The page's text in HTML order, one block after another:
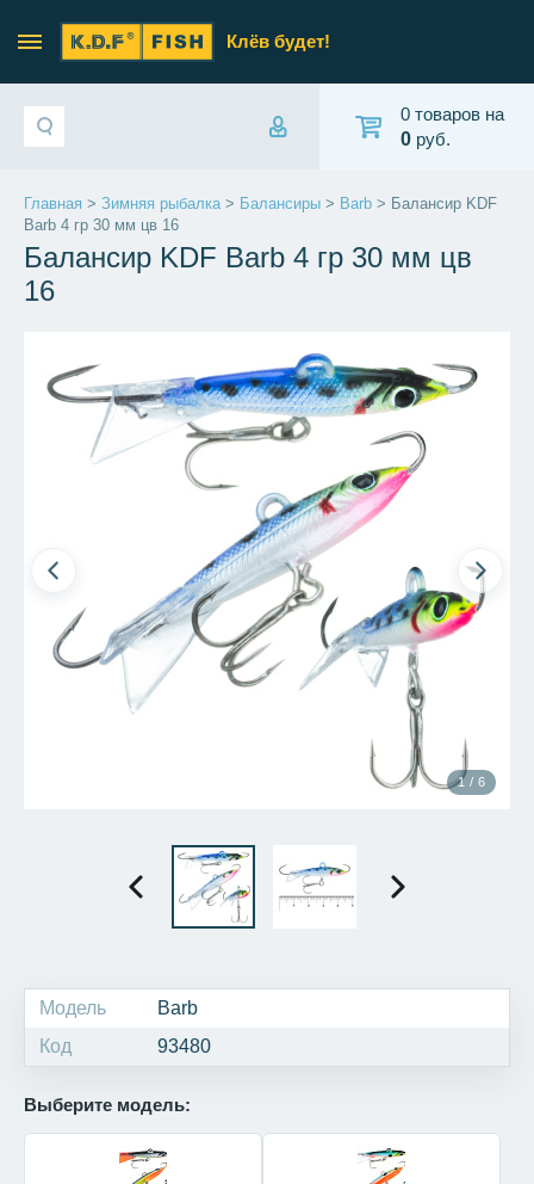
Клёв будет!
0 товаров на
0 руб.
Главная > Зимняя рыбалка> Балансиры > Barb > Балансир KDF
Barb 4 гр 30 мм цв 16
Балансир KDF Barb 4 гр 30 мм цв
16
1 / 6
Модель
Barb
Код
93480
Выберите модель: